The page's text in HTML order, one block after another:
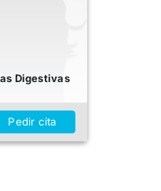
Digestivas
Pedir cita